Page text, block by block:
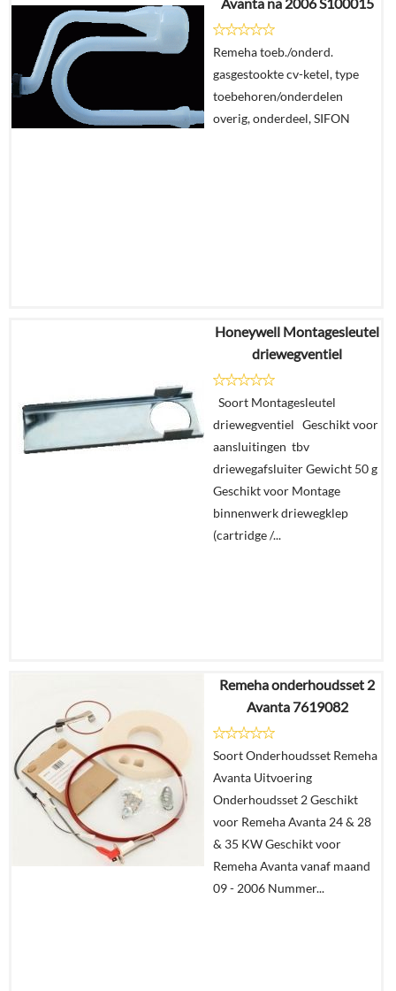
€23,76
Details
In
winkelmand
Avanta na 2006 S100015
Remeha toeb./onderd.
gasgestookte cv-ketel, type
toebehoren/onderdelen
overig, onderdeel, SIFON
€34,73
€27,07
Details
winkelmand
Honeywell Montagesleutel
driewegventiel
Soort Montagesleutel
driewegventiel Geschikt voor
aansluitingen tbv
driewegafsluiter Gewicht 50 g
Geschikt voor Montage
binnenwerk driewegklep
(cartridge /...
€4,99
winkelmand
Remeha onderhoudsset 2
Avanta 7619082
Soort Onderhoudsset Remeha
Avanta Uitvoering
Onderhoudsset 2 Geschikt
voor Remeha Avanta 24 & 28
& 35 KW Geschikt voor
Remeha Avanta vanaf maand
09 - 2006 Nummer...